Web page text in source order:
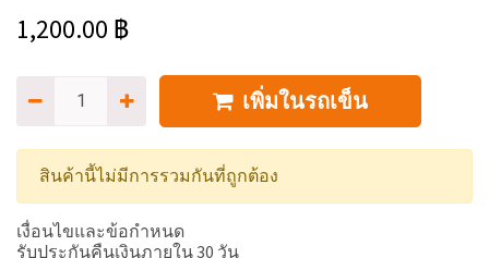
1,200.00 ฿
เพิ่มในรถเข็น
สินค้านี้ไม่มีการรวมกันที่ถูกต้อง
เงื่อนไขและข้อกำหนด
รับประกันคืนเงินภายใน 30 วัน